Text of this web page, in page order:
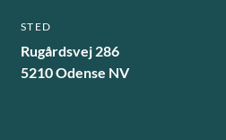
STED
Rugårdsvej 286
5210 Odense NV